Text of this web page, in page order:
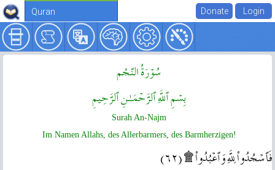
Quran
سُوۡرَةُ النّجْم
بِسۡمِ ٱللَّهِ ٱلرَّحۡمَـٰنِ ٱلرَّحِيمِ
Surah An-Najm
Im Namen Allahs, des Allerbarmers, des Barmherzigen!
فَٱسۡجُدُواْ لِلَّهِ وَٱعۡبُدُواْ ۩ ( ٦٢ )